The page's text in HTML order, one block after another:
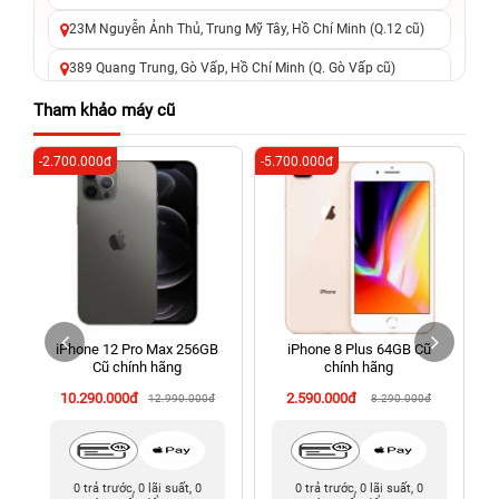
23M Nguyễn Ảnh Thủ, Trung Mỹ Tây, Hồ Chí Minh (Q.12 cũ)
389 Quang Trung, Gò Vấp, Hồ Chí Minh (Q. Gò Vấp cũ)
625 - 625A Âu Cơ, Tân Phú, Hồ Chí Minh (Quận Tân Phú cũ)
326 Lê Văn Việt, Tăng Nhơn Phú, Hồ Chí Minh (Q.9 TP. Thủ
Đức cũ)
256 Võ Văn Ngân, Thủ Đức, Hồ Chí Minh (Bình Thọ, TP. Thủ
Đức Cũ)
70 Nguyễn An Ninh, Dĩ An, Hồ Chí Minh (Bình Dương Cũ)
24h Vũng Tàu: 162A Ba Cu, Vũng Tàu, Hồ Chí Minh (TP. Vũng
Tàu cũ)
198 Hoàng Văn Thụ, Tân Sơn Nhất, Hồ Chí Minh (Tân Bình
Tham khảo máy cũ
iPhone 12 Pro Max 256GB
Cũ chính hãng
10.290.000đ
12.990.000đ
-2.700.000đ
0 trả trước, 0 lãi suất, 0
iPhone 8 Plus 64GB Cũ
chính hãng
2.590.000đ
8.290.000đ
-5.700.000đ
0 trả trước, 0 lãi suất, 0